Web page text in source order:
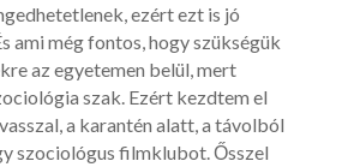
ezért ezt is jó
ami még fontos, hogy szükségük
az egyetemen belül, mert
szak. Ezért kezdtem el
a karantén alatt, a távolból
szociológus filmklubot. Ősszel